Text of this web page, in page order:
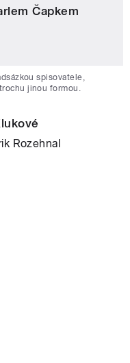
Čapkem
spisovatele,
jinou formou.
Rozehnal